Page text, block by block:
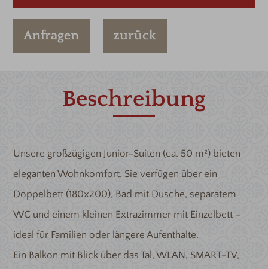
Anfragen zurück
Beschreibung
Unsere großzügigen Junior-Suiten (ca. 50 m²) bieten
eleganten Wohnkomfort. Sie verfügen über ein
Doppelbett (180x200), Bad mit Dusche, separatem
WC und einem kleinen Extrazimmer mit Einzelbett –
ideal für Familien oder längere Aufenthalte.
Ein Balkon mit Blick über das Tal, WLAN, SMART-TV,